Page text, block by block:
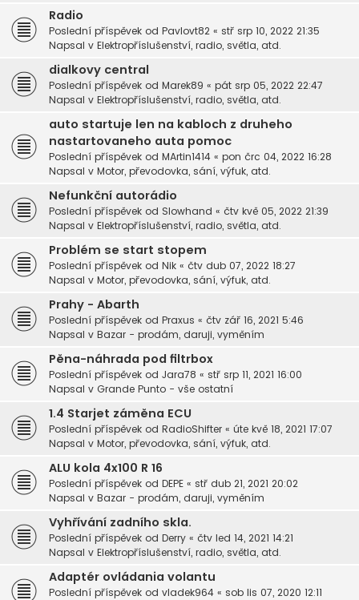
Radio
Poslední příspěvek od Pavlovt82 « stř srp 10, 2022 21:35
Napsal v Elektropříslušenství, radio, světla, atd.
dialkovy central
Poslední příspěvek od Marek89 « pát srp 05, 2022 22:47
Napsal v Elektropříslušenství, radio, světla, atd.
auto startuje len na kabloch z druheho
nastartovaneho auta pomoc
Poslední příspěvek od MArtin1414 « pon črc 04, 2022 16:28
Napsal v Motor, převodovka, sání, výfuk, atd.
Nefunkční autorádio
Poslední příspěvek od Slowhand « čtv kvě 05, 2022 21:39
Napsal v Elektropříslušenství, radio, světla, atd.
Problém se start stopem
Poslední příspěvek od Nik « čtv dub 07, 2022 18:27
Napsal v Motor, převodovka, sání, výfuk, atd.
Prahy - Abarth
Poslední příspěvek od Praxus « čtv zář 16, 2021 5:46
Napsal v Bazar - prodám, daruji, vyměním
Pěna-náhrada pod filtrbox
Poslední příspěvek od Jara78 « stř srp 11, 2021 16:00
Napsal v Grande Punto - vše ostatní
1.4 Starjet záměna ECU
Poslední příspěvek od RadioShifter « úte kvě 18, 2021 17:07
Napsal v Motor, převodovka, sání, výfuk, atd.
ALU kola 4x100 R 16
Poslední příspěvek od DEPE « stř dub 21, 2021 20:02
Napsal v Bazar - prodám, daruji, vyměním
Vyhřívání zadního skla.
Poslední příspěvek od Derry « čtv led 14, 2021 14:21
Napsal v Elektropříslušenství, radio, světla, atd.
Adaptér ovládania volantu
Poslední příspěvek od vladek964 « sob lis 07, 2020 12:11